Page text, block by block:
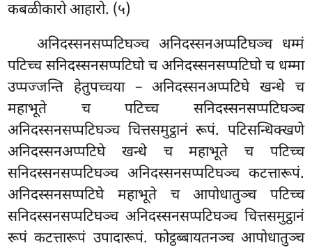
कबळीकारो आहारो. (५)
अनिदस्सनसप्पटिघञ्च अनिदस्सनअप्पटिघञ्च धम्मं
पटिच्च सनिदस्सनसप्पटिघो च अनिदस्सनसप्पटिघो च धम्मा
उप्पज्जन्ति हेतुपच्चया – अनिदस्सनअप्पटिघे खन्धे च
महाभूते च पटिच्च सनिदस्सनसप्पटिघञ्च
अनिदस्सनसप्पटिघञ्च चित्तसमुट्ठानं रूपं. पटिसन्धिक्खणे
अनिदस्सनअप्पटिघे खन्धे च महाभूते च पटिच्च
सनिदस्सनसप्पटिघञ्च अनिदस्सनसप्पटिघञ्च कटत्तारूपं.
अनिदस्सनसप्पटिघे महाभूते च आपोधातुञ्च पटिच्च
सनिदस्सनसप्पटिघञ्च अनिदस्सनसप्पटिघञ्च चित्तसमुट्ठानं
रूपं कटत्तारूपं उपादारूपं. फोट्ठब्बायतनञ्च आपोधातुञ्च